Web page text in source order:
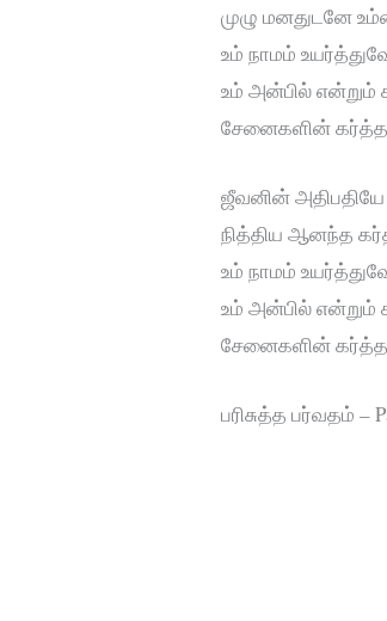
முழு மனதுடனே
உம் நாமம்
உம் அன்பில் என்றும்
சேனைகளின்
ஜீவனின்
நித்திய ஆனந்த
உம் நாமம்
உம் அன்பில் என்றும்
சேனைகளின்
பரிசுத்த பர்வதம் –